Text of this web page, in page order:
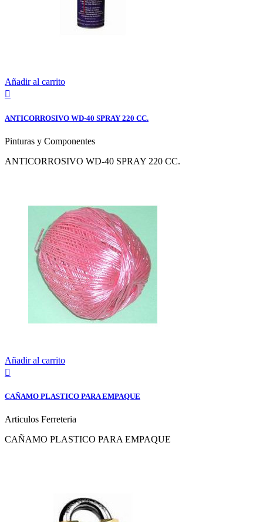
Añadir al carrito

ANTICORROSIVO WD-40 SPRAY 220 CC.
Pinturas y Componentes
ANTICORROSIVO WD-40 SPRAY 220 CC.
Añadir al carrito

CAÑAMO PLASTICO PARA EMPAQUE
Articulos Ferreteria
CAÑAMO PLASTICO PARA EMPAQUE